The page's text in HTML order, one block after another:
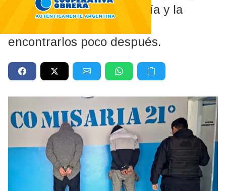
Un vecino llamó a la Policía y la
Brigada Motorizada logró
encontrarlos poco después.